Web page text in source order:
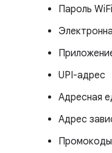
Пароль WiFi
UPI-адрес
Адресная
Адрес
Промокоды